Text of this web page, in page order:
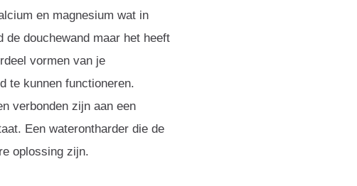
en magnesium wat in
douchewand maar het heeft
vormen van je
te kunnen functioneren.
verbonden zijn aan een
Een waterontharder die de
oplossing zijn.